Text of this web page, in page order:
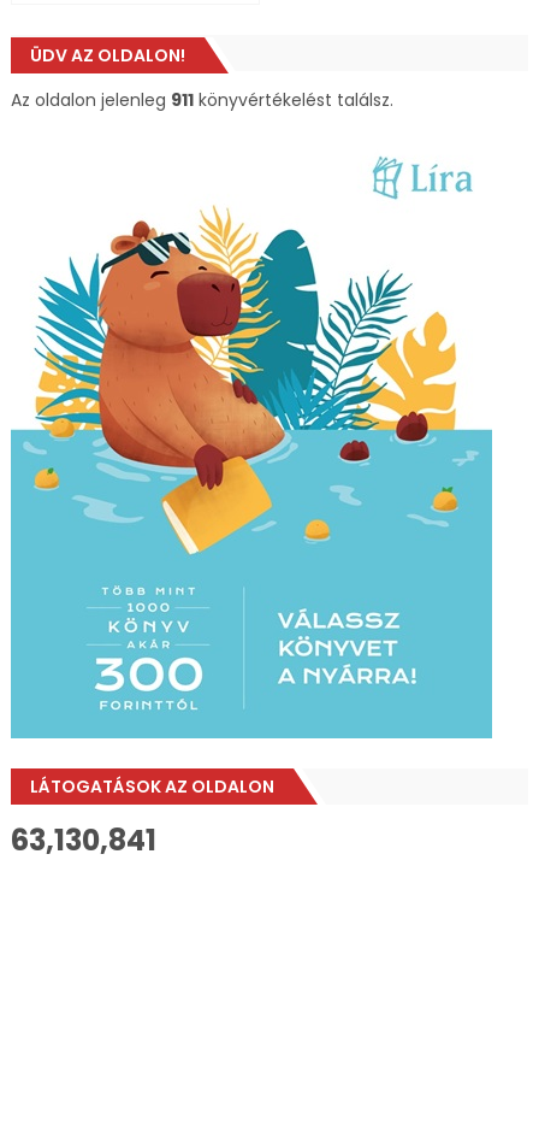
ÜDV AZ OLDALON!
Az oldalon jelenleg 911könyvértékelést találsz.
LÁTOGATÁSOK AZ OLDALON
63,130,841